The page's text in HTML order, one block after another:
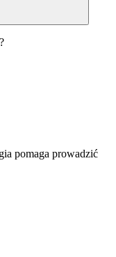
pomaga prowadzić